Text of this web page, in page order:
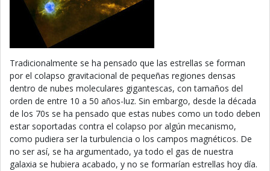
Tradicionalmente se ha pensado que las estrellas se forman
por el colapso gravitacional de pequeñas regiones densas
dentro de nubes moleculares gigantescas, con tamaños del
orden de entre 10 a 50 años-luz. Sin embargo, desde la década
de los 70s se ha pensado que estas nubes como un todo deben
estar soportadas contra el colapso por algún mecanismo,
como pudiera ser la turbulencia o los campos magnéticos. De
no ser así, se ha argumentado, ya todo el gas de nuestra
galaxia se hubiera acabado, y no se formarían estrellas hoy día.